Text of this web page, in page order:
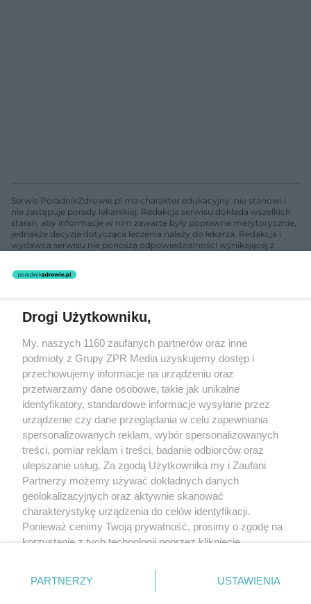
Serwis PoradnikZdrowie.pl ma charakter edukacyjny, nie stanowi i
nie zastępuje porady lekarskiej. Redakcja serwisu dokłada wszelkich
starań, aby informacje w nim zawarte były poprawne merytorycznie,
jednakże decyzja dotycząca leczenia należy do lekarza. Redakcja i
wydawca serwisu nie ponoszą odpowiedzialności wynikającej z
świadczeń zdrowotnych w rozumieniu art. 3 ust 1 ustawy o
rozpowszechniany lub dalej rozpowszechniany w jakikolwiek sposób
(w tym także elektroniczny lub mechaniczny) na jakimkolwiek polu
eksploatacji w jakiejkolwiek formie, włącznie z umieszczaniem w
Internecie bez pisemnej zgody właściciela praw. Jakiekolwiek użycie
lub wykorzystanie utworów w całości lub w części z naruszeniem
prawa, tzn. bez właściwej zgody, jest zabronione pod groźbą kary i
może być ścigane prawnie.
O nas
Informacje prawne
Nasze serwisy
Drogi Użytkowniku,
My, naszych 1160 zaufanych partnerów oraz inne
podmioty z Grupy ZPR Media uzyskujemy dostęp i
przechowujemy informacje na urządzeniu oraz
przetwarzamy dane osobowe, takie jak unikalne
identyfikatory, standardowe informacje wysyłane przez
urządzenie czy dane przeglądania w celu zapewniania
spersonalizowanych reklam, wybór spersonalizowanych
treści, pomiar reklam i treści, badanie odbiorców oraz
ulepszanie usług. Za zgodą Użytkownika my i Zaufani
Partnerzy możemy używać dokładnych danych
geolokalizacyjnych oraz aktywnie skanować
charakterystykę urządzenia do celów identyfikacji.
Ponieważ cenimy Twoją prywatność, prosimy o zgodę na
korzystanie z tych technologii poprzez kliknięcie
zmienić/wycofać klikając przycisk ustawień prywatności
znajdujący się w lewym dolnym rogu strony
PARTNERZY USTAWIENIA